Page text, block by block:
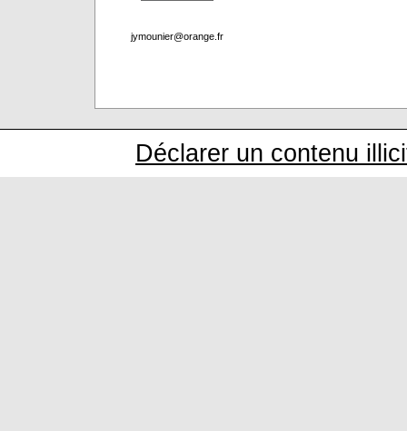
jymounier@orange.fr
Déclarer un contenu